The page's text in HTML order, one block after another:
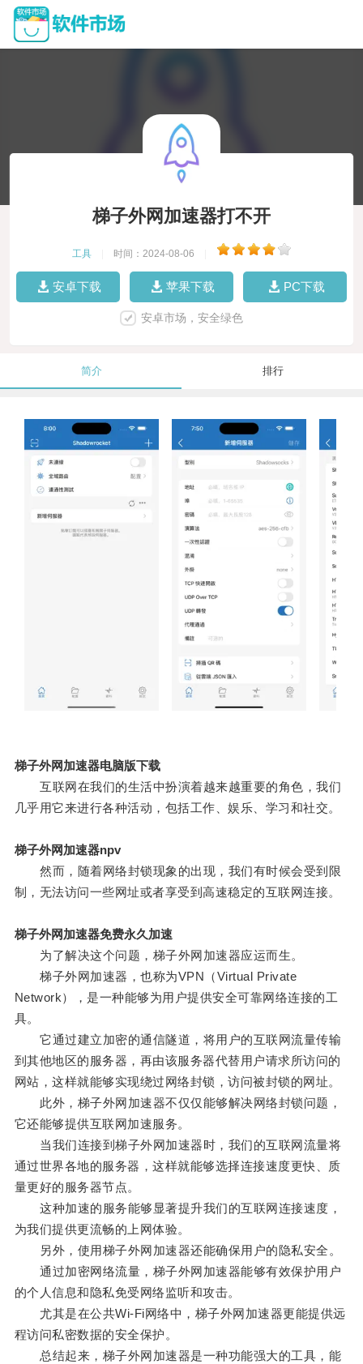
梯子外网加速器打不开
工具 时间：2024-08-06
安卓下载 苹果下载 PC下载
安卓市场，安全绿色
简介 排行
梯子外网加速器电脑版下载
互联网在我们的生活中扮演着越来越重要的角色，我们
几乎用它来进行各种活动，包括工作、娱乐、学习和社交。
梯子外网加速器npv
然而，随着网络封锁现象的出现，我们有时候会受到限
制，无法访问一些网址或者享受到高速稳定的互联网连接。
梯子外网加速器免费永久加速
为了解决这个问题，梯子外网加速器应运而生。
梯子外网加速器，也称为VPN（Virtual Private
Network），是一种能够为用户提供安全可靠网络连接的工
具。
它通过建立加密的通信隧道，将用户的互联网流量传输
到其他地区的服务器，再由该服务器代替用户请求所访问的
网站，这样就能够实现绕过网络封锁，访问被封锁的网址。
此外，梯子外网加速器不仅仅能够解决网络封锁问题，
它还能够提供互联网加速服务。
当我们连接到梯子外网加速器时，我们的互联网流量将
通过世界各地的服务器，这样就能够选择连接速度更快、质
量更好的服务器节点。
这种加速的服务能够显著提升我们的互联网连接速度，
为我们提供更流畅的上网体验。
另外，使用梯子外网加速器还能确保用户的隐私安全。
通过加密网络流量，梯子外网加速器能够有效保护用户
的个人信息和隐私免受网络监听和攻击。
尤其是在公共Wi-Fi网络中，梯子外网加速器更能提供远
程访问私密数据的安全保护。
总结起来，梯子外网加速器是一种功能强大的工具，能